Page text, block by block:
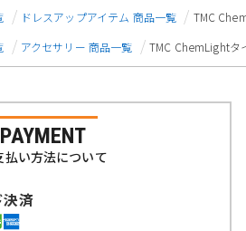
ドレスアップアイテム 商品一覧
TMC
アクセサリー 商品一覧 TMC ChemLightタ
PAYMENT
払い方法について
済